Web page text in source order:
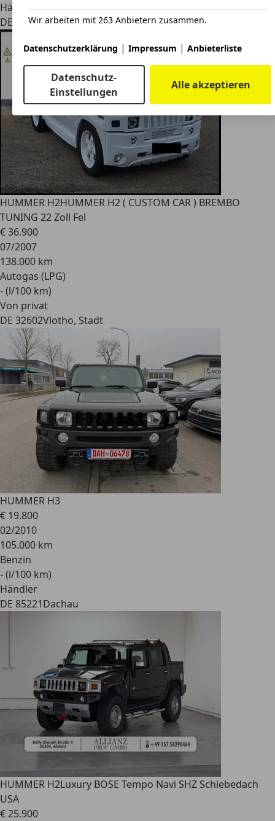
Händler
DE 63679Schotten
HUMMER H2HUMMER H2 ( CUSTOM CAR ) BREMBO
TUNING 22 Zoll Fel
€ 36.900
07/2007
138.000 km
Autogas (LPG)
- (l/100 km)
Von privat
DE 32602Vlotho, Stadt
HUMMER H3
€ 19.800
02/2010
105.000 km
Benzin
- (l/100 km)
Händler
DE 85221Dachau
HUMMER H2Luxury BOSE Tempo Navi SHZ Schiebedach
USA
€ 25.900
Wir arbeiten mit 263 Anbietern zusammen.
Datenschutzerklärung | Impressum | Anbieterliste
Datenschutz-
Einstellungen
Alle akzeptieren